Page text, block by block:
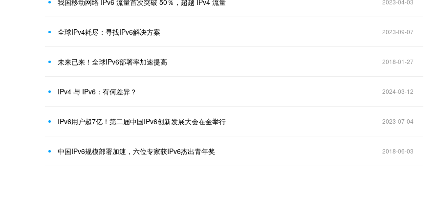
我国移动网络 IPv6 流量首次突破 50％，超越 IPv4 流量 2023-04-03
全球IPv4耗尽：寻找IPv6解决方案 2023-09-07
未来已来！全球IPv6部署率加速提高 2018-01-27
IPv4 与 IPv6：有何差异？ 2024-03-12
IPv6用户超7亿！第二届中国IPv6创新发展大会在金举行 2023-07-04
中国IPv6规模部署加速，六位专家获IPv6杰出青年奖 2018-06-03